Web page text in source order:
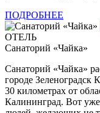
ПОДРОБНЕЕ
ОТЕЛЬ
Санаторий «Чайка»
Санаторий «Чайка»
городе Зеленоградск
30 километрах от
Калининград. Вот